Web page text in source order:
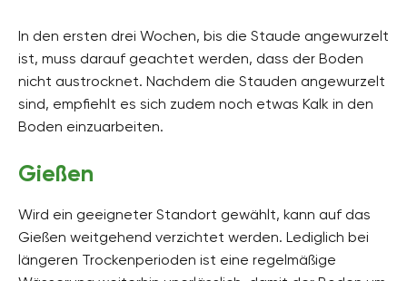
In den ersten drei Wochen, bis die Staude angewurzelt
ist, muss darauf geachtet werden, dass der Boden
nicht austrocknet. Nachdem die Stauden angewurzelt
sind, empfiehlt es sich zudem noch etwas Kalk in den
Boden einzuarbeiten.
Gießen
Wird ein geeigneter Standort gewählt, kann auf das
Gießen weitgehend verzichtet werden. Lediglich bei
längeren Trockenperioden ist eine regelmäßige